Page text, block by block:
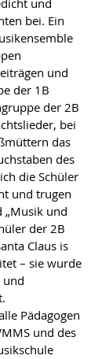
und
bei. Ein
und
der 1B
der 2B
bei
das
des
die Schüler
und trugen
„Musik und
der 2B
Claus is
– sie wurde
und
Pädagogen
und des